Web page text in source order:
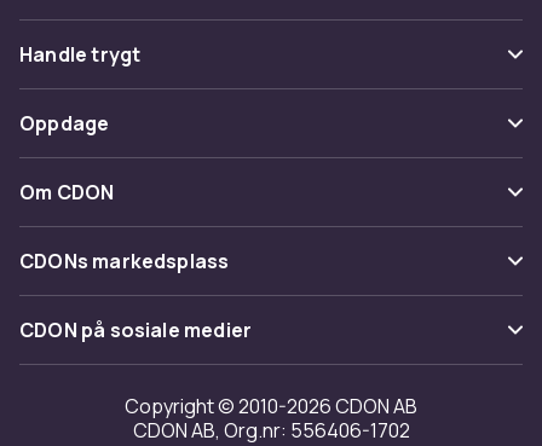
Vanlige spørsmål
Spor pakke
Angre & returner her
Kontakt oss
Handle trygt
Betaling
Levering
Tilbakekallinger
Oppdage
Kategorier
Varemerker
Om CDON
Om oss
Kundeanmeldelser
Jobbe på CDON
Investor relations
CDONs markedsplass
Merchant Help Center
CDON på sosiale medier
Copyright © 2010-2026 CDON AB
CDON AB, Org.nr: 556406-1702